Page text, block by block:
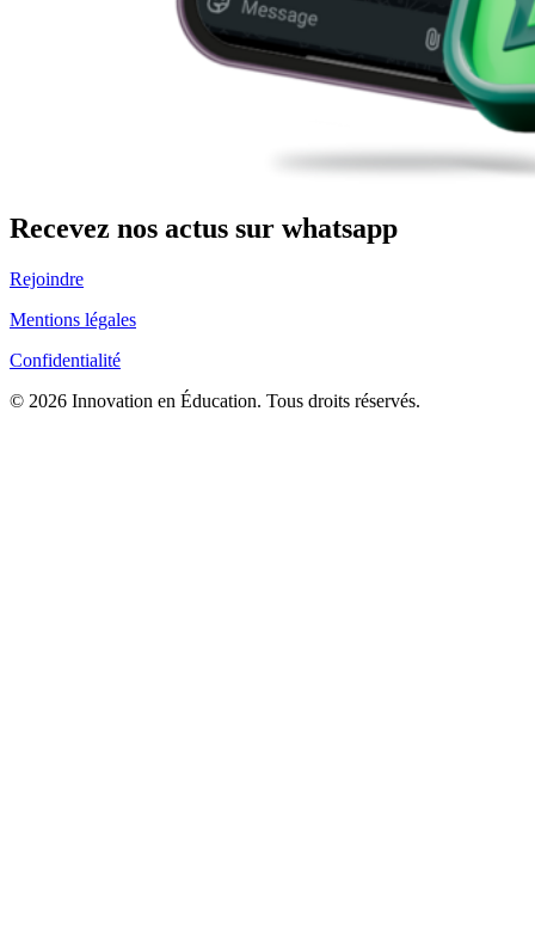
Recevez nos actus sur whatsapp
Rejoindre
Mentions légales
Confidentialité
© 2026 Innovation en Éducation. Tous droits réservés.